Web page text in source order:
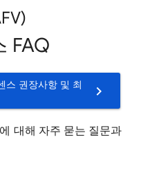
FAQ
스 권장사항 및 최
대해 자주 묻는 질문과